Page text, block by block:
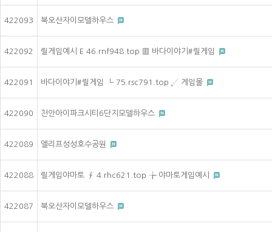
422093 북오산자이모델하우스
422092 릴게임예시 E 46.rnf948.top ▥ 바다이야기#릴게임
422091 바다이야기#릴게임 ┗ 75.rsc791.top ↙ 게임몰
422090 천안아이파크시티6단지모델하우스
422089 엘리프성성호수공원
422088 릴게임야마토 ∮ 4.rhc621.top ╆ 야마토게임예시
422087 북오산자이모델하우스